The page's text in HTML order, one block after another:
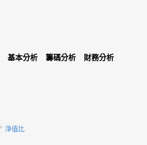
基本分析 籌碼分析 財務分析
淨值比